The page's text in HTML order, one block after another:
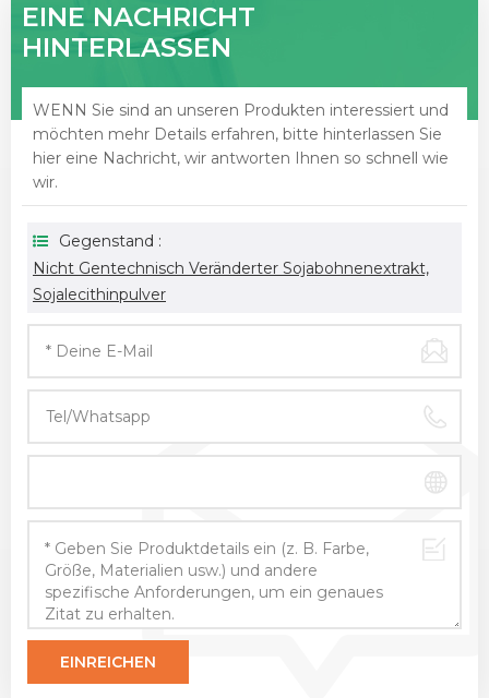
EINE NACHRICHT
HINTERLASSEN
WENN Sie sind an unseren Produkten interessiert und
möchten mehr Details erfahren, bitte hinterlassen Sie
hier eine Nachricht, wir antworten Ihnen so schnell wie
wir.
Gegenstand :
Nicht Gentechnisch Veränderter Sojabohnenextrakt,
Sojalecithinpulver